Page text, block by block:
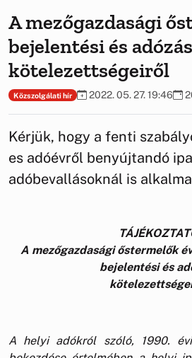
A mezőgazdasági
bejelentési és
kötelezettségeiről
Közszolgálati hír 2022. 05. 27. 19:46
Kérjük, hogy a fenti
es adóévről benyújtandó
adóbevallásoknál is
A mezőgazdasági őstermelők
bejelentési és
A helyi adókról szóló, 1990.